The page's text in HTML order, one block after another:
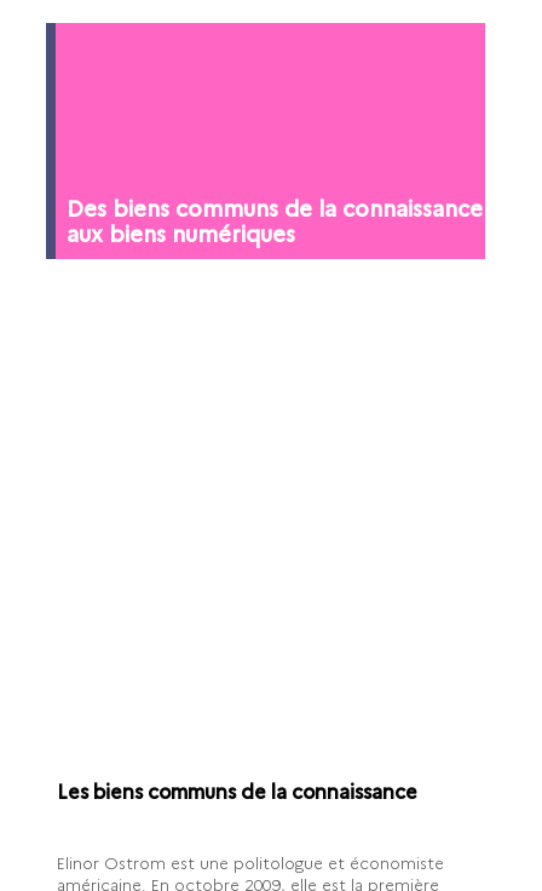
Des biens communs de la connaissance
aux biens numériques
Les biens communs de la connaissance
Elinor Ostrom est une politologue et économiste
américaine. En octobre 2009, elle est la première